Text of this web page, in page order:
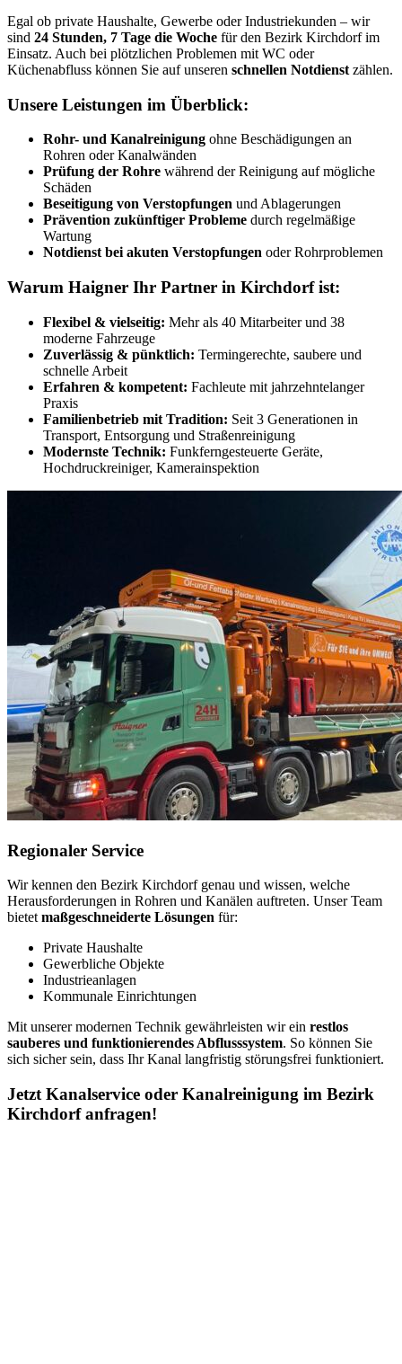
Egal ob private Haushalte, Gewerbe oder Industriekunden – wir
sind 24 Stunden, 7 Tage die Woche für den Bezirk Kirchdorf im
Einsatz. Auch bei plötzlichen Problemen mit WC oder
Küchenabfluss können Sie auf unseren schnellen Notdienst zählen.
Unsere Leistungen im Überblick:
Rohr- und Kanalreinigung ohne Beschädigungen an
Rohren oder Kanalwänden
Prüfung der Rohre während der Reinigung auf mögliche
Schäden
Beseitigung von Verstopfungen und Ablagerungen
Prävention zukünftiger Probleme durch regelmäßige
Wartung
Notdienst bei akuten Verstopfungen oder Rohrproblemen
Warum Haigner Ihr Partner in Kirchdorf ist:
Flexibel & vielseitig: Mehr als 40 Mitarbeiter und 38
moderne Fahrzeuge
Zuverlässig & pünktlich: Termingerechte, saubere und
schnelle Arbeit
Erfahren & kompetent: Fachleute mit jahrzehntelanger
Praxis
Familienbetrieb mit Tradition: Seit 3 Generationen in
Transport, Entsorgung und Straßenreinigung
Modernste Technik: Funkferngesteuerte Geräte,
Hochdruckreiniger, Kamerainspektion
Regionaler Service
Wir kennen den Bezirk Kirchdorf genau und wissen, welche
Herausforderungen in Rohren und Kanälen auftreten. Unser Team
bietet maßgeschneiderte Lösungen für:
Private Haushalte
Gewerbliche Objekte
Industrieanlagen
Kommunale Einrichtungen
Mit unserer modernen Technik gewährleisten wir ein restlos
sauberes und funktionierendes Abflusssystem. So können Sie
sich sicher sein, dass Ihr Kanal langfristig störungsfrei funktioniert.
Jetzt Kanalservice oder Kanalreinigung im Bezirk
Kirchdorf anfragen!